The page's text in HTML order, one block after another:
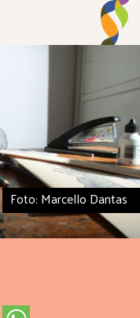
Foto: Marcello Dantas